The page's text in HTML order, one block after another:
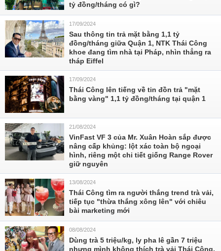
tỷ đồng/tháng có gì?
17/09/2024
Sau thông tin trả mặt bằng 1,1 tỷ
đồng/tháng giữa Quận 1, NTK Thái Công
khoe đang tìm nhà tại Pháp, nhìn thẳng ra
tháp Eiffel
17/09/2024
Thái Công lên tiếng về tin đồn trả "mặt
bằng vàng" 1,1 tỷ đồng/tháng tại quận 1
21/08/2024
VinFast VF 3 của Mr. Xuân Hoàn sắp được
nâng cấp khủng: lột xác toàn bộ ngoại
hình, riêng một chi tiết giống Range Rover
giữ nguyên
13/08/2024
Thái Công tìm ra người thắng trend trà vải,
tiếp tục "thừa thắng xông lên" với chiêu
bài marketing mới
08/08/2024
Dùng trà 5 triệu/kg, ly pha lê gần 7 triệu
nhưng mình không thích trà vải Thái Công,